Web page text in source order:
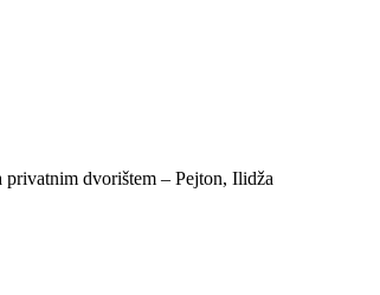
dvorištem – Pejton, Ilidža